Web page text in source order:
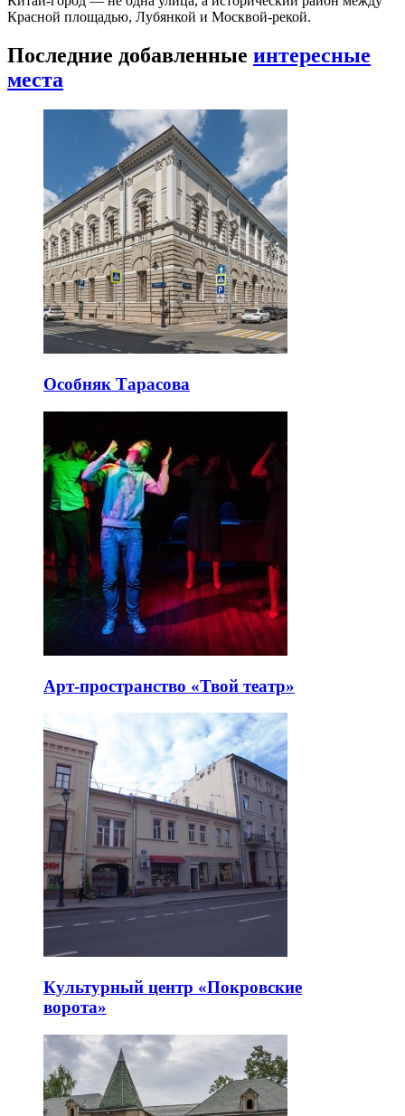
Красной площадью, Лубянкой и Москвой-рекой.
Последние добавленные интересные
места
Особняк Тарасова
Арт-пространство «Твой театр»
Культурный центр «Покровские
ворота»